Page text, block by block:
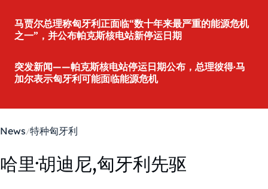
马贾尔总理称匈牙利正面临“数十年来最严重的能源危机
之一”，并公布帕克斯核电站新停运日期
突发新闻——帕克斯核电站停运日期公布，总理彼得·马
加尔表示匈牙利可能面临能源危机
News 特种匈牙利
哈里·胡迪尼,匈牙利先驱